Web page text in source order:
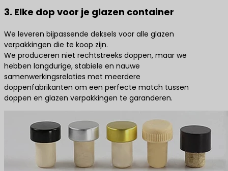
3. Elke dop voor je glazen container
We leveren bijpassende deksels voor alle glazen
verpakkingen die te koop zijn.
We produceren niet rechtstreeks doppen, maar we
hebben langdurige, stabiele en nauwe
samenwerkingsrelaties met meerdere
doppenfabrikanten om een perfecte match tussen
doppen en glazen verpakkingen te garanderen.